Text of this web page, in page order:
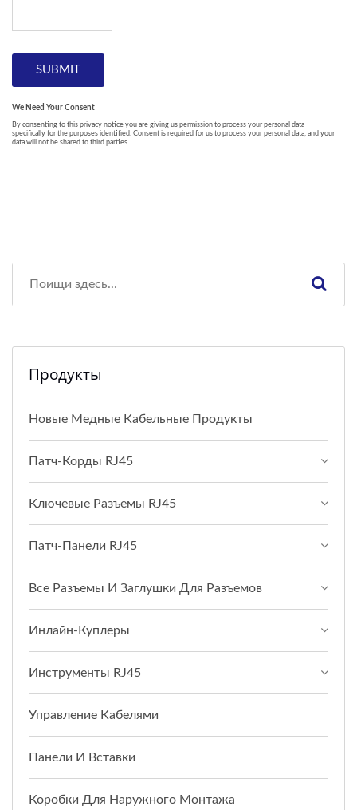
Продукты
Новые Медные Кабельные Продукты
Патч-Корды RJ45
Ключевые Разъемы RJ45
Патч-Панели RJ45
Все Разъемы И Заглушки Для Разъемов
Инлайн-Куплеры
Инструменты RJ45
Управление Кабелями
Панели И Вставки
Коробки Для Наружного Монтажа